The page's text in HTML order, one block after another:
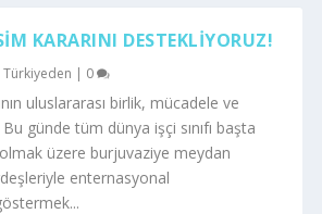
KARARINI DESTEKLIYORUZ!
Türkiyeden | 0
uluslararası birlik, mücadele ve
günde tüm dünya işçi sınıfı başta
üzere burjuvaziye meydan
enternasyonal